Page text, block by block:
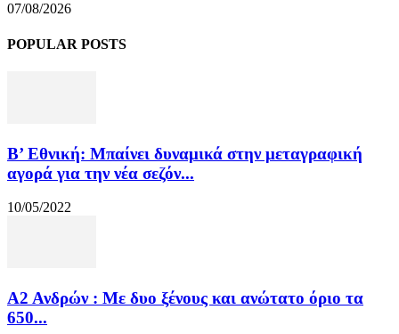
07/08/2026
POPULAR POSTS
Β’ Εθνική: Μπαίνει δυναμικά στην μεταγραφική
αγορά για την νέα σεζόν...
10/05/2022
Α2 Ανδρών : Με δυο ξένους και ανώτατο όριο τα
650...